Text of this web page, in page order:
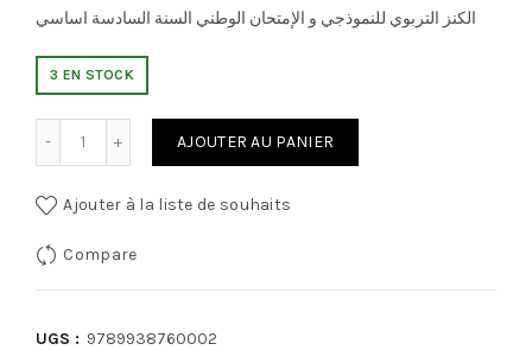
الكنز التربوي للنموذجي و الإمتحان الوطني السنة السادسة اساسي
3 EN STOCK
AJOUTER AU PANIER
Ajouter à la liste de souhaits
Compare
UGS : 9789938760002